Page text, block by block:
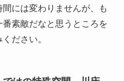
には変わりませんが、も
素敵だなと思うところを
ださい。